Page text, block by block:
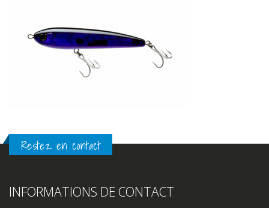
Restez en contact
INFORMATIONS DE CONTACT